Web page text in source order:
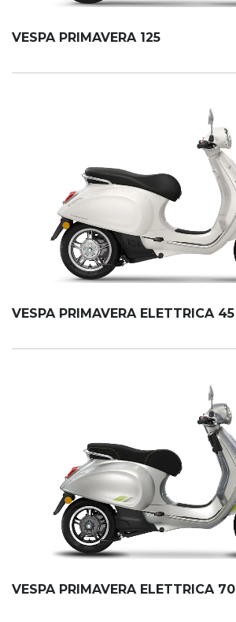
VESPA PRIMAVERA 125
VESPA PRIMAVERA ELETTRICA 45
VESPA PRIMAVERA ELETTRICA 70